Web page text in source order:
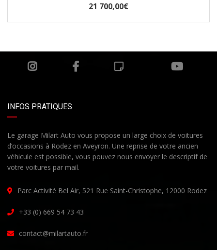
21 700,00€
INFOS PRATIQUES
Le garage Milart Auto vous propose un large choix de voitures
d’occasions à Rodez en Aveyron. Une reprise de votre ancien
véhicule est possible, vous pouvez nous envoyer le descriptif de
votre voitures par mail.
Parc Activité Bel Air, 521 Rue Saint-Christophe, 12000 Rodez
+33 (0) 669 54 73 43
contact@milartauto.fr